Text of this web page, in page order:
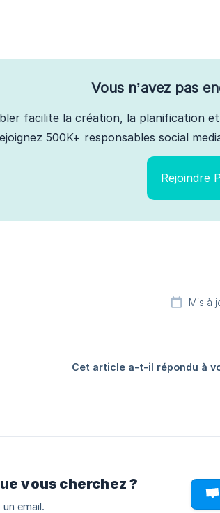
Vous n’avez pas
facilite la création, la planification
500K+ responsables social
Rejoindre
Mis à
Cet article a-t-il répondu à
vous cherchez ?
email.